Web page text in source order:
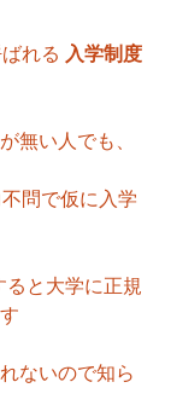
れる 入学制度
無い人でも、
問で仮に入学
ると大学に正規
ないので知ら